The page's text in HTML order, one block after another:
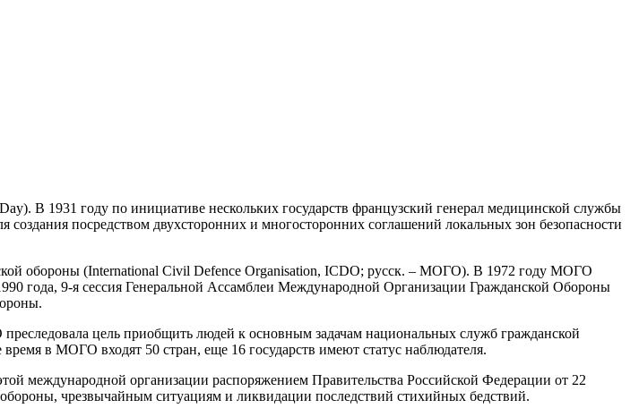
В 1931 году по инициативе нескольких государств французский генерал медицинской службы
посредством двухсторонних и многосторонних соглашений локальных зон безопасности
обороны (International Civil Defence Organisation, ICDO; русск. – МОГО). В 1972 году МОГО
года, 9-я сессия Генеральной Ассамблеи Международной Организации Гражданской Обороны
цель приобщить людей к основным задачам национальных служб гражданской
в МОГО входят 50 стран, еще 16 государств имеют статус наблюдателя.
международной организации распоряжением Правительства Российской Федерации от 22
чрезвычайным ситуациям и ликвидации последствий стихийных бедствий.